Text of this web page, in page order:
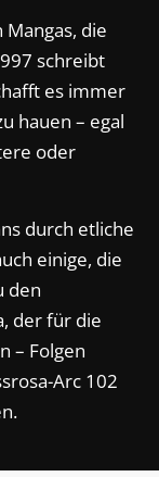
die
schreibt
es immer
hauen – egal
oder
durch etliche
einige, die
den
der für die
– Folgen
Arc 102